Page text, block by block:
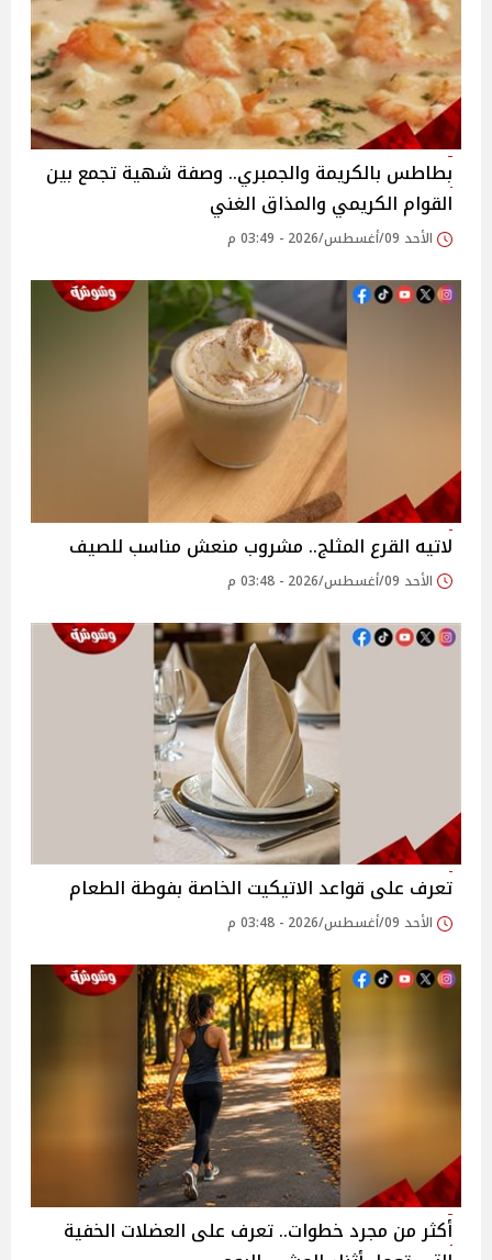
بطاطس بالكريمة والجمبري.. وصفة شهية تجمع بين
القوام الكريمي والمذاق الغني
الأحد 09/أغسطس/2026 - 03:49 م
لاتيه القرع المثلج.. مشروب منعش مناسب للصيف
الأحد 09/أغسطس/2026 - 03:48 م
تعرف على قواعد الاتيكيت الخاصة بفوطة الطعام
الأحد 09/أغسطس/2026 - 03:48 م
أكثر من مجرد خطوات.. تعرف على العضلات الخفية